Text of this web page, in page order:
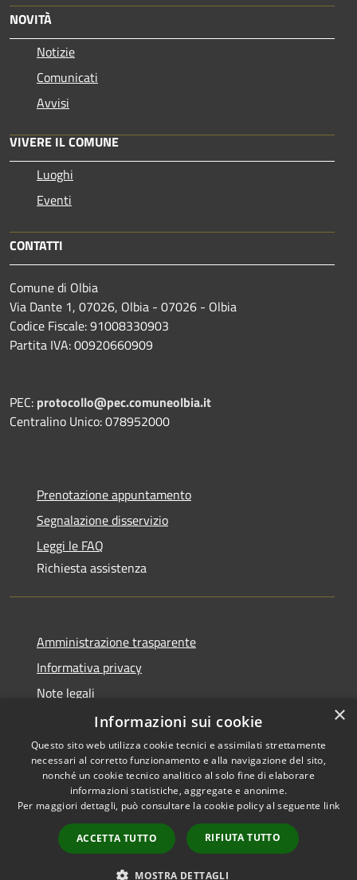
NOVITÀ
Notizie
Comunicati
Avvisi
VIVERE IL COMUNE
Luoghi
Eventi
CONTATTI
Comune di Olbia
Via Dante 1, 07026, Olbia - 07026 - Olbia
Codice Fiscale: 91008330903
Partita IVA: 00920660909
PEC: protocollo@pec.comuneolbia.it
Centralino Unico: 078952000
Prenotazione appuntamento
Segnalazione disservizio
Leggi le FAQ
Richiesta assistenza
Amministrazione trasparente
Informativa privacy
Note legali
Dichiarazione di accessibilità
RSS
Accessibilità
Copyright © 2026 • Comune di
Municipium•
Accesso
redazione
×
Informazioni sui cookie
Questo sito web utilizza cookie tecnici e assimilati strettamente
necessari al corretto funzionamento e alla navigazione del sito,
nonché un cookie tecnico analitico al solo fine di elaborare
informazioni statistiche, aggregate e anonime.
Per maggiori dettagli, può consultare la cookie policy al seguente link
ACCETTA TUTTO RIFIUTA TUTTO
MOSTRA DETTAGLI